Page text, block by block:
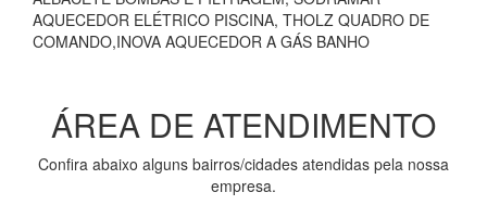
AQUECEDOR ELÉTRICO PISCINA, THOLZ QUADRO DE
COMANDO,INOVA AQUECEDOR A GÁS BANHO
ÁREA DE ATENDIMENTO
Confira abaixo alguns bairros/cidades atendidas pela nossa
empresa.